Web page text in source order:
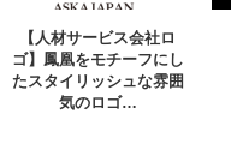
【人材サービス会社ロ
ゴ】鳳凰をモチーフにし
たスタイリッシュな雰囲
気のロゴ…